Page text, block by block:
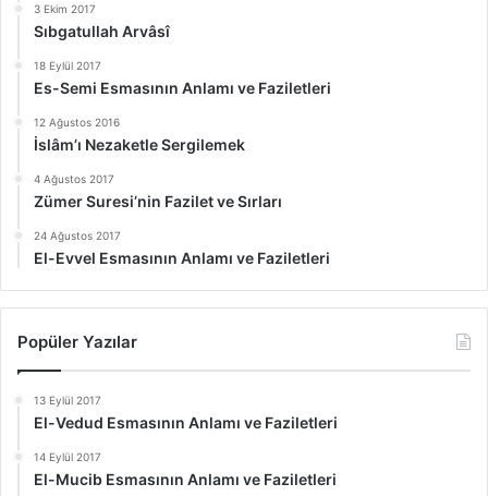
3 Ekim 2017
Sıbgatullah Arvâsî
18 Eylül 2017
Es-Semi Esmasının Anlamı ve Faziletleri
12 Ağustos 2016
İslâm’ı Nezaketle Sergilemek
4 Ağustos 2017
Zümer Suresi’nin Fazilet ve Sırları
24 Ağustos 2017
El-Evvel Esmasının Anlamı ve Faziletleri
Popüler Yazılar
13 Eylül 2017
El-Vedud Esmasının Anlamı ve Faziletleri
14 Eylül 2017
El-Mucib Esmasının Anlamı ve Faziletleri